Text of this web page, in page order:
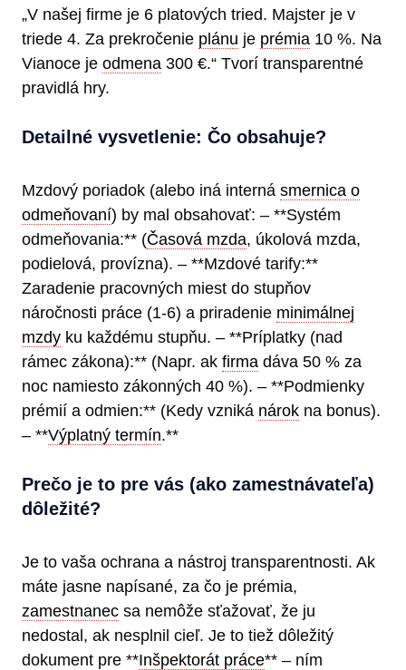
„V našej firme je 6 platových tried. Majster je v
triede 4. Za prekročenie plánu je prémia 10 %. Na
Vianoce je odmena 300 €.“ Tvorí transparentné
pravidlá hry.
Detailné vysvetlenie: Čo obsahuje?
Mzdový poriadok (alebo iná interná smernica o
odmeňovaní) by mal obsahovať: – **Systém
odmeňovania:** (Časová mzda, úkolová mzda,
podielová, provízna). – **Mzdové tarify:**
Zaradenie pracovných miest do stupňov
náročnosti práce (1-6) a priradenie minimálnej
mzdy ku každému stupňu. – **Príplatky (nad
rámec zákona):** (Napr. ak firma dáva 50 % za
noc namiesto zákonných 40 %). – **Podmienky
prémií a odmien:** (Kedy vzniká nárok na bonus).
– **Výplatný termín.**
Prečo je to pre vás (ako zamestnávateľa)
dôležité?
Je to vaša ochrana a nástroj transparentnosti. Ak
máte jasne napísané, za čo je prémia,
zamestnanec sa nemôže sťažovať, že ju
nedostal, ak nesplnil cieľ. Je to tiež dôležitý
dokument pre **Inšpektorát práce** – ním